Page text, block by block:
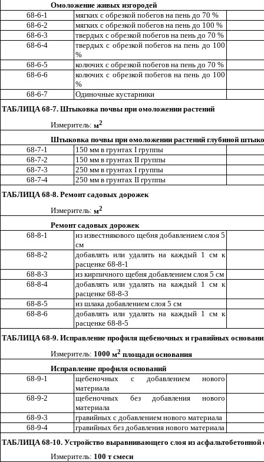
Омоложение живых изгородей
68-6-1
мягких с обрезкой побегов на пень до 70 %
68-6-2
мягких с обрезкой побегов на пень до 100 %
68-6-3
твердых с обрезкой побегов на пень до 70 %
68-6-4
твердых с обрезкой побеговна пень до 100
%
68-6-5
колючих с обрезкой побегов на пень до 70 %
68-6-6
колючих с обрезкой побегов на пень до 100
%
68-6-7
Одиночные кустарники
ТАБЛИЦА 68-7. Штыковка почвы при омоложении растений
Измеритель: м2
Штыковка почвы при омоложении растений глубиной
68-7-1
150 мм в грунтах Iгруппы
68-7-2
150 мм в грунтах IIгруппы
68-7-3
250 мм в грунтах Iгруппы
68-7-4
250 мм в грунтах IIгруппы
ТАБЛИЦА 68-8. Ремонт садовых дорожек
Измеритель: м2
Ремонт садовых дорожек
68-8-1
из известнякового щебня добавлением слоя 5
см
68-8-2
добавлять или удалять на каждый 1 см к
расценке 68-8-1
68-8-3
из кирпичного щебня добавлением слоя 5 см
68-8-4
добавлять или удалять на каждый 1 см к
расценке 68-8-3
68-8-5
из шлака добавлением слоя 5 см
68-8-6
добавлять или удалять на каждый 1 см к
расценке 68-8-5
ТАБЛИЦА 68-9. Исправление профиля щебеночных и гравийных
Измеритель: 1000 м2 площади основания
Исправление профиля оснований
68-9-1
щебеночных с добавлением нового
материала
68-9-2
щебеночных без добавления нового
материала
68-9-3
гравийных с добавлением нового материала
68-9-4
гравийных без добавления нового материала
ТАБЛИЦА 68-10. Устройство выравнивающего слоя из асфальтобетонной
Измеритель: 100 т смеси